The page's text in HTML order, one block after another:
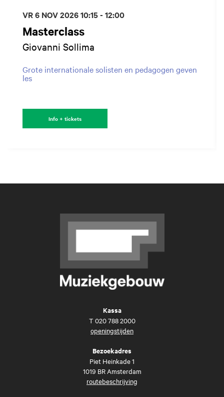
Masterclass
Giovanni Sollima
Grote internationale solisten en pedagogen geven
les
VR 6 NOV 202610:15 - 12:00
Info + tickets
Kassa
T 020 788 2000
openingstijden
Bezoekadres
Piet Heinkade 1
1019 BR Amsterdam
routebeschrijving